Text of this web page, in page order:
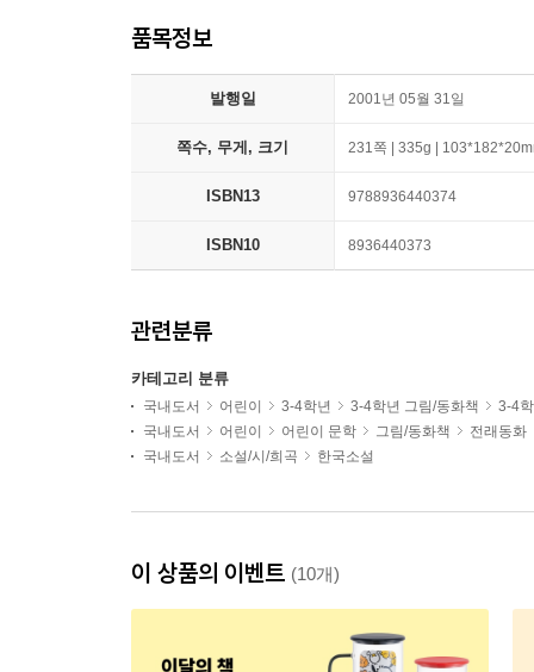
품목정보
발행일 2001년 05월 31일
쪽수, 무게, 크기 231쪽 | 335g |
ISBN13 9788936440374
ISBN10 8936440373
관련분류
카테고리 분류
국내도서 어린이 3-4학년 3-4학년 그림/동화책
3-4
국내도서
어린이 어린이 문학 그림/동화책
전래동화
국내도서
소설/시/희곡 한국소설
이 상품의 이벤트 (10개)